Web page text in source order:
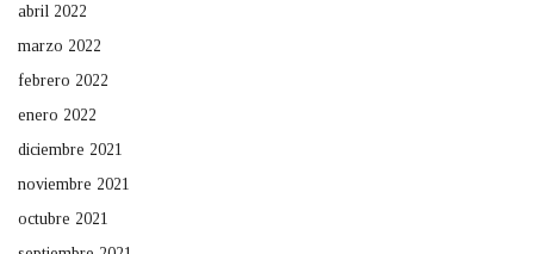
abril 2022
marzo 2022
febrero 2022
enero 2022
diciembre 2021
noviembre 2021
octubre 2021